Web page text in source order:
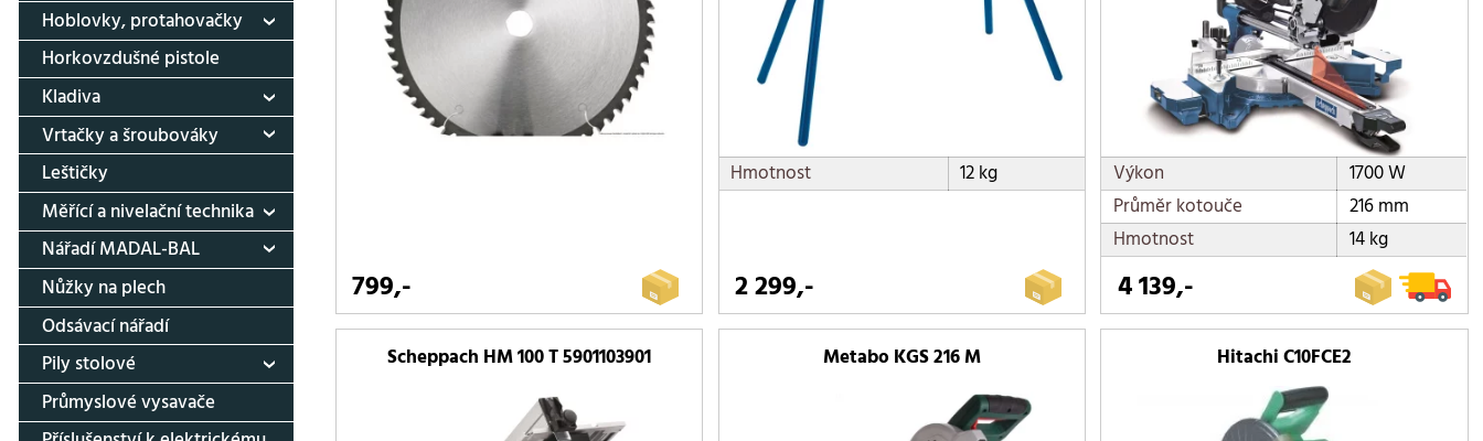
Hoblovky, protahovačky
Horkovzdušné pistole
Kladiva
Vrtačky a šroubováky
Leštičky
Měřící a nivelační technika
Nářadí MADAL-BAL
Nůžky na plech
Odsávací nářadí
Pily stolové
Průmyslové vysavače
799,-
Hmotnost 12 kg
2 299,-
Výkon
1700 W
Průměr kotouče
216 mm
Hmotnost
14 kg
4 139,-
Scheppach HM 100 T 5901103901 Metabo KGS 216 M Hitachi C10FCE2